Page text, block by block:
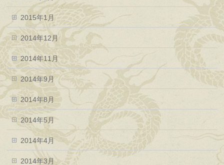
2015年1月
2014年12月
2014年11月
2014年9月
2014年8月
2014年5月
2014年4月
2014年3月